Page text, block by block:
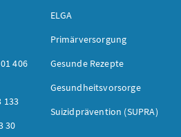
406
133
30
ELGA
Primärversorgung
Gesunde Rezepte
Gesundheitsvorsorge
Suizidprävention (SUPRA)